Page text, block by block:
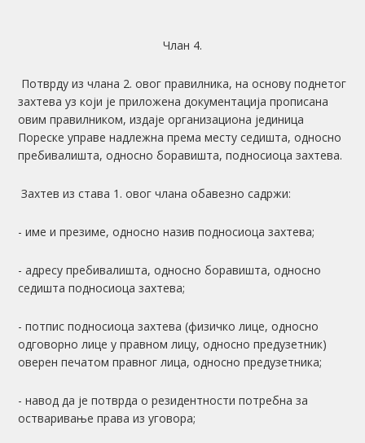
Члан 4.
Потврду из члана 2. овог правилника, на основу поднетог
захтева уз који је приложена документација прописана
овим правилником, издаје организациона јединица
Пореске управе надлежна према месту седишта, односно
пребивалишта, односно боравишта, подносиоца захтева.
Захтев из става 1. овог члана обавезно садржи:
- име и презиме, односно назив подносиоца захтева;
- адресу пребивалишта, односно боравишта, односно
седишта подносиоца захтева;
- потпис подносиоца захтева (физичко лице, односно
одговорно лице у правном лицу, односно предузетник)
оверен печатом правног лица, односно предузетника;
- навод да је потврда о резидентности потребна за
остваривање права из уговора;